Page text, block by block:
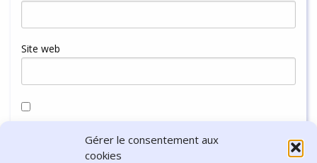
Gérer le consentement aux
cookies
Site web
navigateur pour mon prochain commentaire.